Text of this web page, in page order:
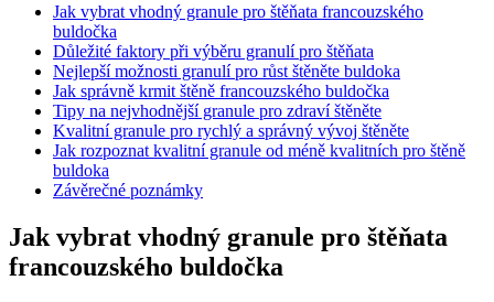
Jak vybrat vhodný granule pro štěňata francouzského
buldočka
Důležité faktory při výběru granulí pro štěňata
Nejlepší možnosti granulí pro růst štěněte buldoka
Jak správně krmit štěně francouzského buldočka
Tipy na nejvhodnější granule pro zdraví štěněte
Kvalitní granule pro rychlý a správný vývoj štěněte
Jak rozpoznat kvalitní granule od méně kvalitních pro štěně
buldoka
Závěrečné poznámky
Jak vybrat vhodný granule pro štěňata
francouzského buldočka